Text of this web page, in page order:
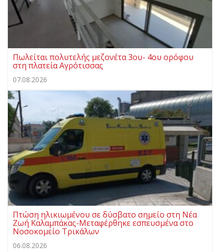
Πωλείται πολυτελής μεζονέτα 3ου- 4ου ορόφου
στη πλατεία Αγρότισσας
07.08.2026
Πτώση ηλικιωμένου σε δύσβατο σημείο στη Νέα
Ζωή Καλαμπάκας-Μεταφέρθηκε εσπευσμένα στο
Νοσοκομείο Τρικάλων
06.08.2026